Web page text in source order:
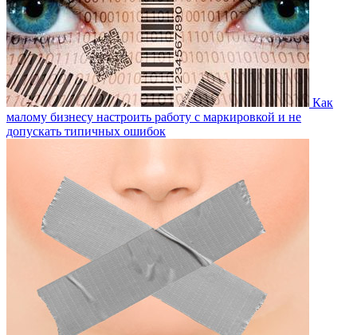
Как
малому бизнесу настроить работу с маркировкой и не
допускать типичных ошибок